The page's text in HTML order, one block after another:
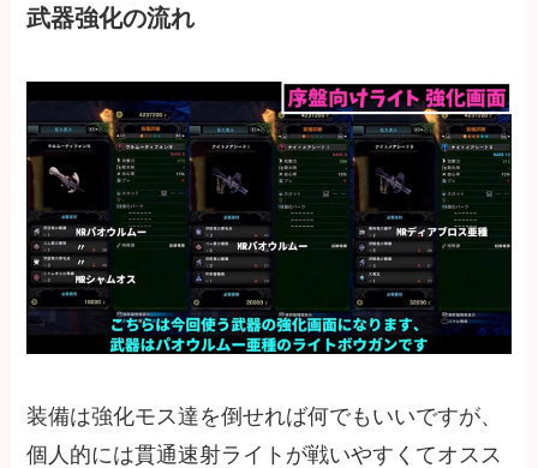
武器強化の流れ
装備は強化モス達を倒せれば何でもいいですが、
個人的には貫通速射ライトが戦いやすくてオスス